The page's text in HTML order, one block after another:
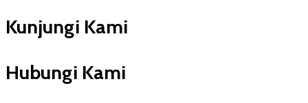
Kunjungi Kami
Hubungi Kami